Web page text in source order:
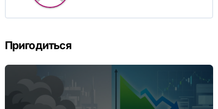
Пригодиться